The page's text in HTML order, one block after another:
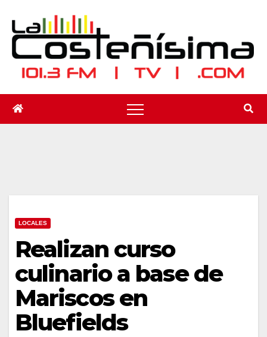
contenido
LOCALES
Realizan curso
culinario a base de
Mariscos en
Bluefields